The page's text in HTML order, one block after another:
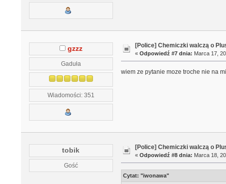
gzzz
Gaduła
Wiadomości: 351
[Police] Chemiczki walczą o
«Odpowiedź #7 dnia: Marca 17,
wiem ze pytanie moze troche nie na
tobik
Gość
[Police] Chemiczki walczą o
«Odpowiedź #8 dnia: Marca 18,
Cytat: "iwonawa"